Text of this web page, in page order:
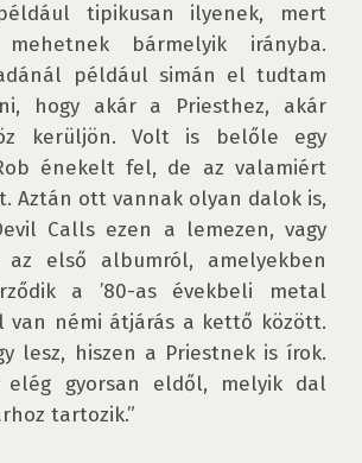
tipikusan ilyenek, mert
mehetnek bármelyik irányba.
például simán el tudtam
hogy akár a Priesthez, akár
kerüljön. Volt is belőle egy
énekelt fel, de az valamiért
Aztán ott vannak olyan dalok is,
Calls ezen a lemezen, vagy
első albumról, amelyekben
a ’80-as évekbeli metal
van némi átjárás a kettő között.
lesz, hiszen a Priestnek is írok.
elég gyorsan eldől, melyik dal